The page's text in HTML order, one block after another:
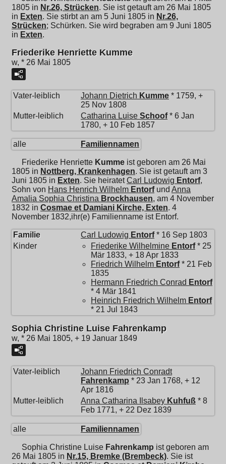
1805 in Nr.26, Strücken. Sie ist getauft am 26 Mai 1805
in Exten. Sie stirbt an am 5 Juni 1805 in Nr.26,
Strücken; Schürken. Sie wird begraben am 9 Juni 1805
in Exten.
Friederike Henriette Kumme
w, * 26 Mai 1805
Vater-leiblich Johann Dietrich Kumme * 1759, +
25 Nov 1808
Mutter-leiblich
Catharina Luise Schoof* 6 Jan
1780, + 10 Feb 1857
alle Familiennamen
Friederike Henriette Kumme ist geboren am 26 Mai
1805 in Nottberg, Krankenhagen. Sie ist getauft am 3
Juni 1805 in Exten. Sie heiratetCarl Ludowig Entorf,
Sohn von Hans Henrich Wilhelm Entorfund Anna
Amalia Sophia Christina Brockhausen, am 4 November
1832 in Cosmae et Damiani Kirche, Exten. 4
November 1832,ihr(e) Familienname ist Entorf.
Familie Carl Ludowig Entorf* 16 Sep 1803
Kinder
Friederike Wilhelmine Entorf* 25
Mär 1833, + 18 Apr 1833
Friedrich Wilhelm Entorf* 21 Feb
1835
Hermann Friedrich Conrad Entorf
* 4 Mär 1841
Heinrich Friedrich Wilhelm Entorf
* 21 Jul 1843
Sophia Christine Luise Fahrenkamp
w, * 26 Mai 1805, + 19 Januar 1849
Vater-leiblich
Johann Friedrich Conradt
Fahrenkamp * 23 Jan 1768, + 12
Apr 1816
Mutter-leiblich
Anna Catharina Ilsabey Kuhfuß * 8
Feb 1771, + 22 Dez 1839
alle Familiennamen
Sophia Christine Luise Fahrenkamp ist geboren am
26 Mai 1805 in Nr.15, Bremke (Brembeck). Sie ist